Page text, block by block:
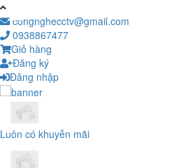
congnghecctv@gmail.com
0938867477
Giỏ hàng
Đăng ký
Đăng nhập
Luôn có khuyễn mãi